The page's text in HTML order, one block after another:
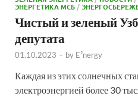
ЭНЕРГЕТИКА МСБ /
Чистый и зеленый
депутата
01.10.2023 - by E²nergy
Каждая из этих солнечных
электроэнергией более 30